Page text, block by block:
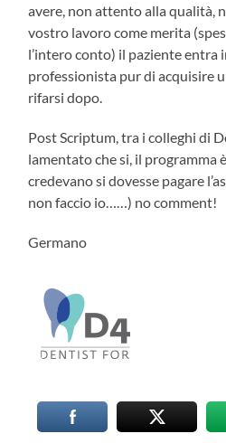
avere, non attento alla qualità,
vostro lavoro come merita
l’intero conto) il paziente entra
professionista pur di acquisire
rifarsi dopo.
Post Scriptum, tra i colleghi di
lamentato che si, il programma
credevano si dovesse pagare
non faccio io……) no comment!
Germano